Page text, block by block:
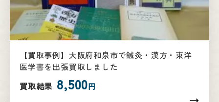
【買取事例】大阪府和泉市で鍼灸・漢方・東洋
医学書を出張買取しました
買取結果 8,500円